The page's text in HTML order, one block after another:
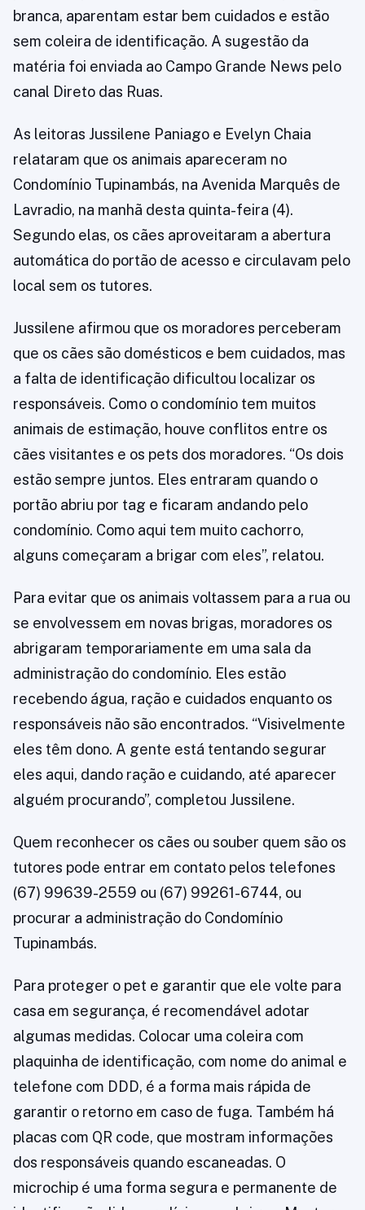
branca, aparentam estar bem cuidados e estão
sem coleira de identificação. A sugestão da
matéria foi enviada ao Campo Grande News pelo
canal Direto das Ruas.
As leitoras Jussilene Paniago e Evelyn Chaia
relataram que os animais apareceram no
Condomínio Tupinambás, na Avenida Marquês de
Lavradio, na manhã desta quinta-feira (4).
Segundo elas, os cães aproveitaram a abertura
automática do portão de acesso e circulavam pelo
local sem os tutores.
Jussilene afirmou que os moradores perceberam
que os cães são domésticos e bem cuidados, mas
a falta de identificação dificultou localizar os
responsáveis. Como o condomínio tem muitos
animais de estimação, houve conflitos entre os
cães visitantes e os pets dos moradores. “Os dois
estão sempre juntos. Eles entraram quando o
portão abriu por tag e ficaram andando pelo
condomínio. Como aqui tem muito cachorro,
alguns começaram a brigar com eles”, relatou.
Para evitar que os animais voltassem para a rua ou
se envolvessem em novas brigas, moradores os
abrigaram temporariamente em uma sala da
administração do condomínio. Eles estão
recebendo água, ração e cuidados enquanto os
responsáveis não são encontrados. “Visivelmente
eles têm dono. A gente está tentando segurar
eles aqui, dando ração e cuidando, até aparecer
alguém procurando”, completou Jussilene.
Quem reconhecer os cães ou souber quem são os
tutores pode entrar em contato pelos telefones
(67) 99639-2559 ou (67) 99261-6744, ou
procurar a administração do Condomínio
Tupinambás.
Para proteger o pet e garantir que ele volte para
casa em segurança, é recomendável adotar
algumas medidas. Colocar uma coleira com
plaquinha de identificação, com nome do animal e
telefone com DDD, é a forma mais rápida de
garantir o retorno em caso de fuga. Também há
placas com QR code, que mostram informações
dos responsáveis quando escaneadas. O
microchip é uma forma segura e permanente de